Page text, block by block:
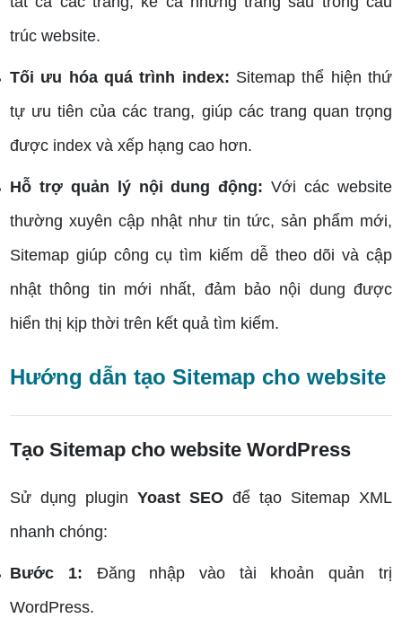
trúc website.
Tối ưu hóa quá trình index: Sitemap thể hiện thứ
tự ưu tiên của các trang, giúp các trang quan trọng
được index và xếp hạng cao hơn.
Hỗ trợ quản lý nội dung động: Với các website
thường xuyên cập nhật như tin tức, sản phẩm mới,
Sitemap giúp công cụ tìm kiếm dễ theo dõi và cập
nhật thông tin mới nhất, đảm bảo nội dung được
hiển thị kịp thời trên kết quả tìm kiếm.
Hướng dẫn tạo Sitemap cho website
Tạo Sitemap cho website WordPress
Sử dụng pluginYoast SEO để tạo Sitemap XML
nhanh chóng:
Bước 1: Đăng nhập vào tài khoản quản trị
WordPress.